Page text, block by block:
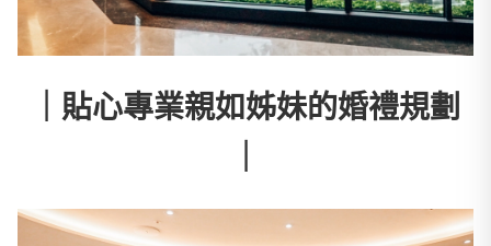
｜貼心專業親如姊妹的婚禮規劃